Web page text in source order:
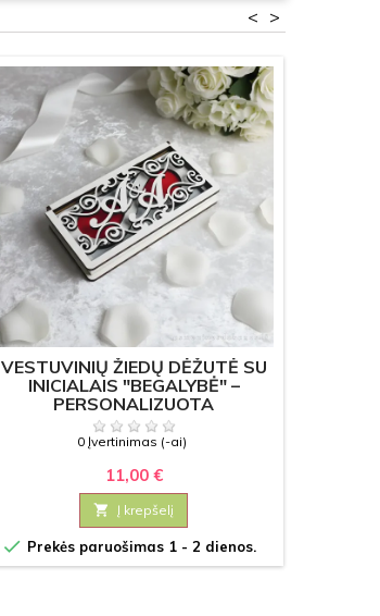
>
<
VESTUVINIŲ ŽIEDŲ DĖŽUTĖ SU
INICIALAIS "BEGALYBĖ" –
PERSONALIZUOTA
0 Įvertinimas (-ai)
11,00 €
 Į krepšelį
 Prekės paruošimas 1 - 2 dienos.